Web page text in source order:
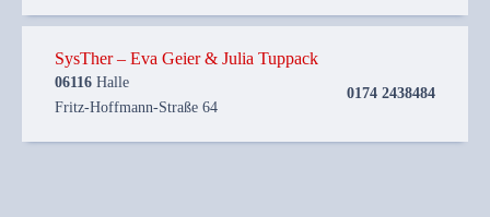
SysTher – Eva Geier & Julia Tuppack
06116 Halle
Fritz-Hoffmann-Straße 64
0174 2438484